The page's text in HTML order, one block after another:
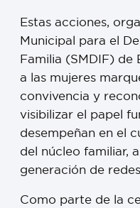
Estas acciones,
Municipal para el
Familia (SMDIF) de
a las mujeres
convivencia y
visibilizar el papel
desempeñan en el
del núcleo familiar,
generación de
Como parte de la